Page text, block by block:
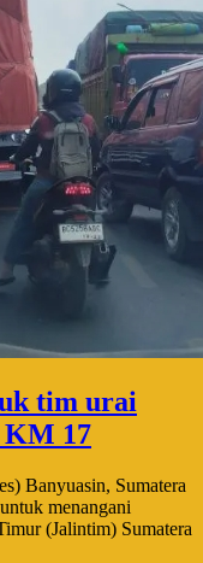
tim urai
KM 17
Banyuasin, Sumatera
menangani
(Jalintim) Sumatera